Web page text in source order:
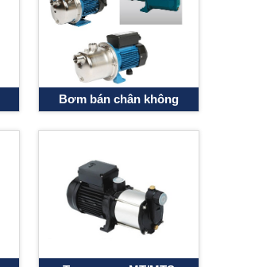
Bơm bán chân không